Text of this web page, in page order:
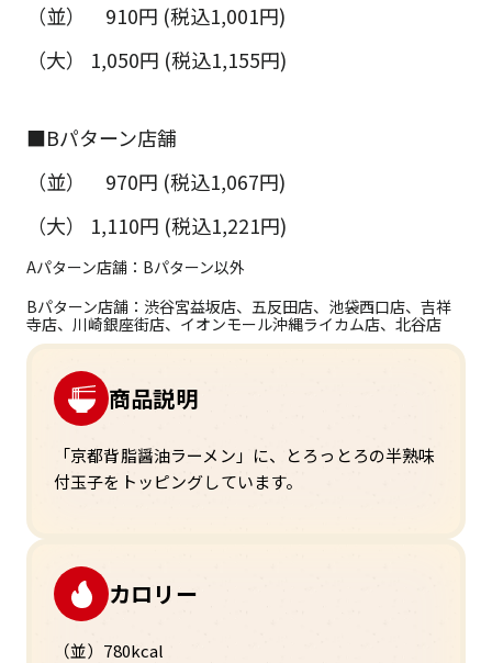
（並） 910円 (税込1,001円)
（大） 1,050円 (税込1,155円)
■Bパターン店舗
（並） 970円 (税込1,067円)
（大） 1,110円 (税込1,221円)
Aパターン店舗：Bパターン以外
Bパターン店舗：渋谷宮益坂店、五反田店、池袋西口店、吉祥
寺店、川崎銀座街店、イオンモール沖縄ライカム店、北谷店
商品説明
「京都背脂醤油ラーメン」 に、とろっとろの半熟味
付玉子をトッピングしています。
カロリー
（並）780kcal